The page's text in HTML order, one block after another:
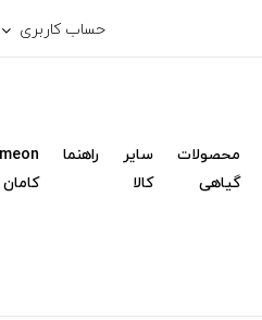
حساب کاربری
محصولات
گیاهی
سایر
کالا
راهنما
کامان